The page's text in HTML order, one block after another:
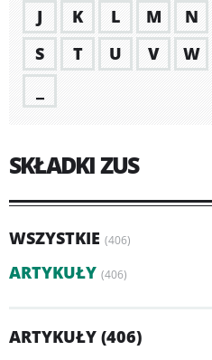
J
K L M N
S
T U V W
SKŁADKI ZUS
WSZYSTKIE (406)
ARTYKUŁY (406)
ARTYKUŁY (406)